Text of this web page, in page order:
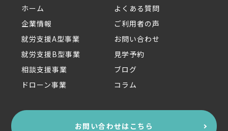
ホーム
企業情報
就労支援A型事業
就労支援B型事業
相談支援事業
ドローン事業
よくある質問
ご利用者の声
お問い合わせ
見学予約
ブログ
コラム
お問い合わせはこちら